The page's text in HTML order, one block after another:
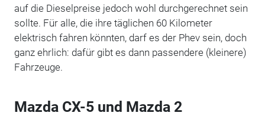
auf die Dieselpreise jedoch wohl durchgerechnet sein
sollte. Für alle, die ihre täglichen 60 Kilometer
elektrisch fahren könnten, darf es der Phev sein, doch
ganz ehrlich: dafür gibt es dann passendere (kleinere)
Fahrzeuge.
Mazda CX-5 und Mazda 2